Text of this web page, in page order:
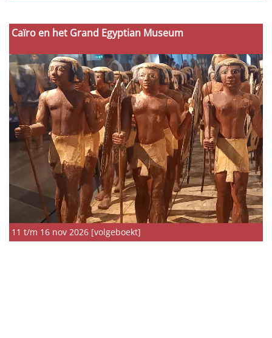
Caïro en het Grand Egyptian Museum
11 t/m 16 nov 2026 [volgeboekt]